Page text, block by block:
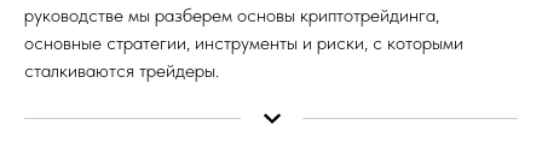
руководстве мы разберем основы криптотрейдинга,
основные стратегии, инструменты и риски, с которыми
сталкиваются трейдеры.